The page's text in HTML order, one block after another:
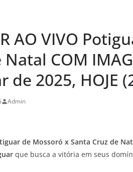
AO VIVO
Natal COM
de 2025, HOJE
Admin
de Mossoró x Santa Cruz de
que busca a vitória em seus